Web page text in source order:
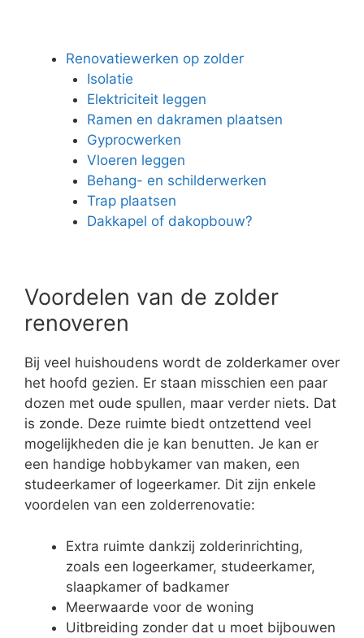
Renovatiewerken op zolder
Isolatie
Elektriciteit leggen
Ramen en dakramen plaatsen
Gyprocwerken
Vloeren leggen
Behang- en schilderwerken
Trap plaatsen
Dakkapel of dakopbouw?
Voordelen van de zolder
renoveren
Bij veel huishoudens wordt de zolderkamer over
het hoofd gezien. Er staan misschien een paar
dozen met oude spullen, maar verder niets. Dat
is zonde. Deze ruimte biedt ontzettend veel
mogelijkheden die je kan benutten. Je kan er
een handige hobbykamer van maken, een
studeerkamer of logeerkamer. Dit zijn enkele
voordelen van een zolderrenovatie:
Extra ruimte dankzij zolderinrichting,
zoals een logeerkamer, studeerkamer,
slaapkamer of badkamer
Meerwaarde voor de woning
Uitbreiding zonder dat u moet bijbouwen